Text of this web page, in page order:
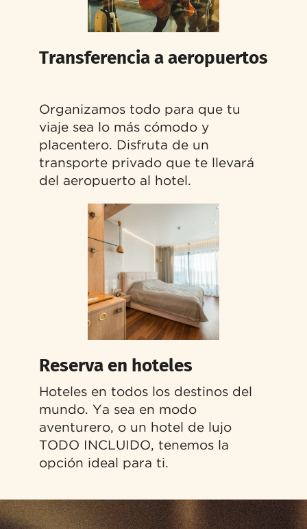
Transferencia a aeropuertos
Organizamos todo para que tu
viaje sea lo más cómodo y
placentero. Disfruta de un
transporte privado que te llevará
del aeropuerto al hotel.
Reserva en hoteles
Hoteles en todos los destinos del
mundo. Ya sea en modo
aventurero, o un hotel de lujo
TODO INCLUIDO, tenemos la
opción ideal para ti.